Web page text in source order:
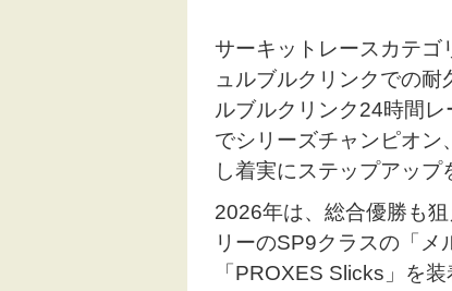
サーキットレースカテゴ
ュルブルクリンクでの
ルブルクリンク24時間
でシリーズチャンピオ
し着実にステップアップ
2026年は、総合優勝も
リーのSP9クラスの「
「PROXES Slicks」を